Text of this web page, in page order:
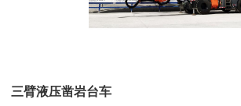
三臂液压凿岩台车